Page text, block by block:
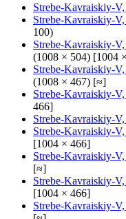
Strebe-Kavraiskiy-
Strebe-Kavraiskiy-
100)
Strebe-Kavraiskiy-
(1008 × 504) [1004
Strebe-Kavraiskiy-
(1008 × 467) [≈]
Strebe-Kavraiskiy-
466]
Strebe-Kavraiskiy-
Strebe-Kavraiskiy-
[1004 × 466]
Strebe-Kavraiskiy-
[≈]
Strebe-Kavraiskiy-
[1004 × 466]
Strebe-Kavraiskiy-